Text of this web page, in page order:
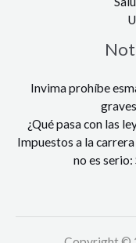
Invima prohíbe
¿Qué pasa con las
Impuestos a la
no es